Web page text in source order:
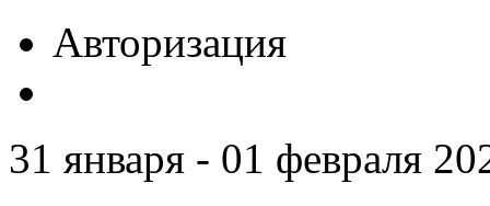
Авторизация
31 января - 01 февраля